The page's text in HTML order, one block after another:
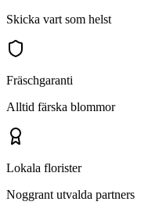
Skicka vart som helst
Fräschgaranti
Alltid färska blommor
Lokala florister
Noggrant utvalda partners